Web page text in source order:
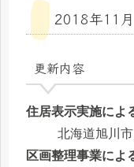
2018年11月
更新内容
住居表示実施によ
北海道旭川
区画整理事業によ